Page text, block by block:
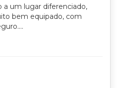
a um lugar diferenciado,
bem equipado, com